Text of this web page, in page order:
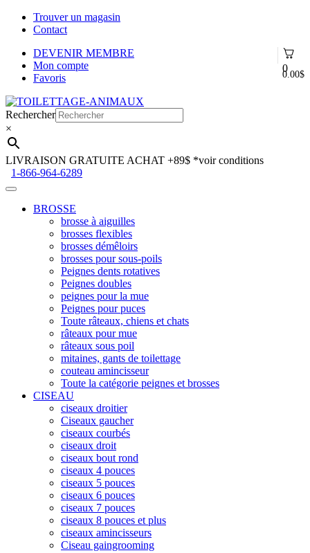
Trouver un magasin
Contact
0
0.00$
DEVENIR MEMBRE
Mon compte
Favoris
Aller
à
la
navigation
Aller
au
contenu
Rechercher
×
LIVRAISON GRATUITE ACHAT +89$ *voir conditions
1-866-964-6289
BROSSE
brosse à aiguilles
brosses flexibles
brosses démêloirs
brosses pour sous-poils
Peignes dents rotatives
Peignes doubles
peignes pour la mue
Peignes pour puces
Toute râteaux, chiens et chats
râteaux pour mue
râteaux sous poil
mitaines, gants de toilettage
couteau amincisseur
Toute la catégorie peignes et brosses
CISEAU
ciseaux droitier
Ciseaux gaucher
ciseaux courbés
ciseaux droit
ciseaux bout rond
ciseaux 4 pouces
ciseaux 5 pouces
ciseaux 6 pouces
ciseaux 7 pouces
ciseaux 8 pouces et plus
ciseaux amincisseurs
Ciseau gaingrooming